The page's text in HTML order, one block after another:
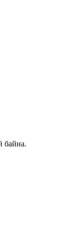
байна.